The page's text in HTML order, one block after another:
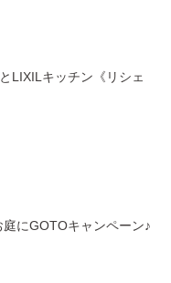
LIXILキッチン《リシェ
庭にGOTOキャンペーン♪